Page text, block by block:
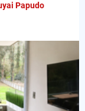
Papudo